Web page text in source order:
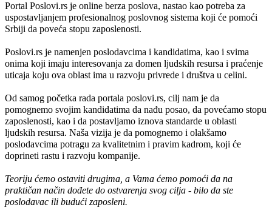
Portal Poslovi.rs je online berza poslova, nastao kao potreba za
uspostavljanjem profesionalnog poslovnog sistema koji će pomoći
Srbiji da poveća stopu zaposlenosti.
Poslovi.rs je namenjen poslodavcima i kandidatima, kao i svima
onima koji imaju interesovanja za domen ljudskih resursa i praćenje
uticaja koju ova oblast ima u razvoju privrede i društva u celini.
Od samog početka rada portala poslovi.rs, cilj nam je da
pomognemo svojim kandidatima da nađu posao, da povećamo stopu
zaposlenosti, kao i da postavljamo iznova standarde u oblasti
ljudskih resursa. Naša vizija je da pomognemo i olakšamo
poslodavcima potragu za kvalitetnim i pravim kadrom, koji će
doprineti rastu i razvoju kompanije.
Teoriju ćemo ostaviti drugima, a Vama ćemo pomoći da na
praktičan način dođete do ostvarenja svog cilja - bilo da ste
poslodavac ili budući zaposleni.